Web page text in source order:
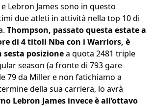
Lebron James sono in questo
due atleti in attività nella top 10 di
Thompson, passato questa estate a
di 4 titoli Nba con i Warriors, è
posizionea quota 2481 triple
season (a fronte di 793 gare
79 da Miller e non fatichiamo a
della sua carriera, lo avrà
Lebron James invece è all’ottavo